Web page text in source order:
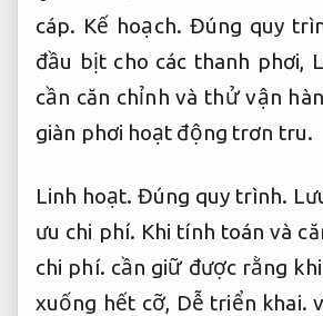
cáp. Kế hoạch. Đúng quy
đầu bịt cho các thanh phơi,
cần căn chỉnh và thử vận
giàn phơi hoạt động trơn tru.
Linh hoạt. Đúng quy trình.
ưu chi phí. Khi tính toán và
chi phí. cần giữ được rằng
xuống hết cỡ, Dễ triển khai.